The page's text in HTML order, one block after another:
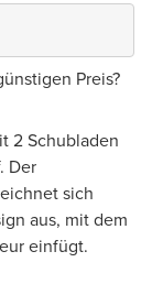
Preis?
2 Schubladen
Der
sich
aus, mit dem
einfügt.